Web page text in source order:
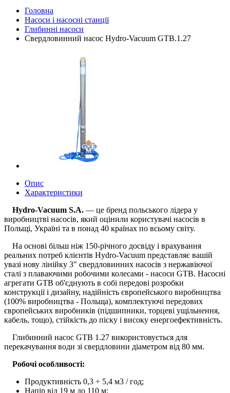
Головна
Насоси і насосні станції
Глибинні насоси
Свердловинний насос Hydro-Vacuum GTB.1.27
Опис
Характеристики
Hydro-Vacuum S.A. — це бренд польського лідера у
виробництві насосів, який оцінили користувачі насосів в
Польщі, Україні та в понад 40 країнах по всьому світу.
На основі більш ніж 150-річного досвіду і врахування
реальних потреб клієнтів Hydro-Vacuum представляє вашій
увазі нову лінійку 3" свердловинних насосів з нержавіючої
сталі з плаваючими робочими колесами - насоси GTB. Насосні
агрегати GTB об'єднують в собі передові розробки
конструкції і дизайну, надійність європейського виробництва
(100% виробництва - Польща), комплектуючі передових
європейських виробників (підшипники, торцеві ущільнення,
кабель, тощо), стійкість до піску і високу енергоефективність.
Глибинний насос GTB 1.27 використовується для
перекачування води зі свердловини діаметром від 80 мм.
Робочі особливості:
Продуктивність 0,3 ÷ 5,4 м3 / год;
Напір від 19 м до 110 м;